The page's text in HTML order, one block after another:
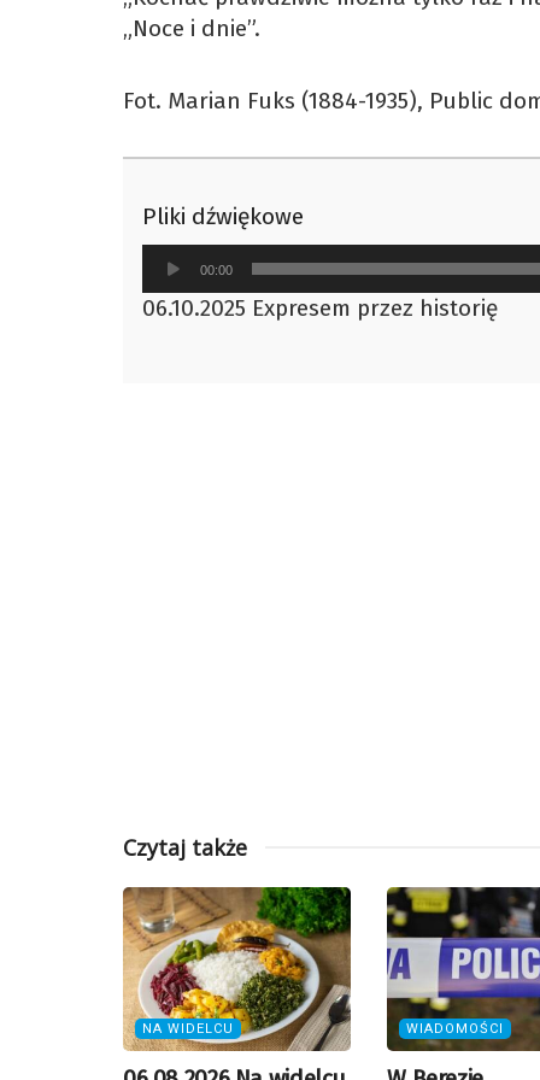
„Noce i dnie”.
Fot. Marian Fuks (1884-1935), Public
Pliki dźwiękowe
Odtwarzacz
plików
dźwiękowych
00:00
06.10.2025 Expresem przez historię
Czytaj także
NA WIDELCU WIADOMOŚCI